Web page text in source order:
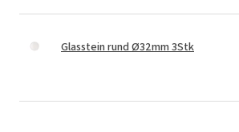
Glasstein rund Ø32mm 3Stk